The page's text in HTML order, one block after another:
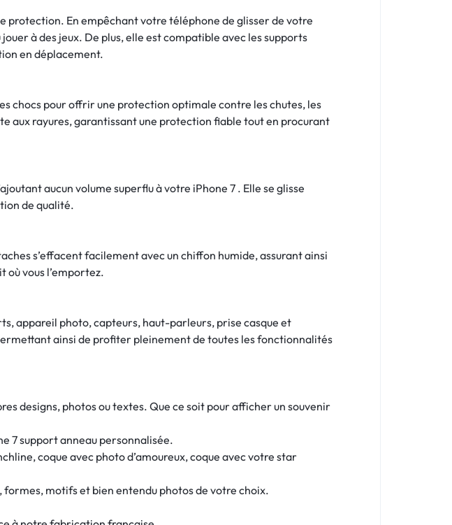
protection. En empêchant votre téléphone de glisser de votre
à des jeux. De plus, elle est compatible avec les supports
en déplacement.
chocs pour offrir une protection optimale contre les chutes, les
aux rayures, garantissant une protection fiable tout en procurant
aucun volume superflu à votre iPhone 7 . Elle se glisse
de qualité.
s’effacent facilement avec un chiffon humide, assurant ainsi
où vous l’emportez.
appareil photo, capteurs, haut-parleurs, prise casque et
ainsi de profiter pleinement de toutes les fonctionnalités
designs, photos ou textes. Que ce soit pour afficher un souvenir
7 support anneau personnalisée.
coque avec photo d’amoureux, coque avec votre star
motifs et bien entendu photos de votre choix.